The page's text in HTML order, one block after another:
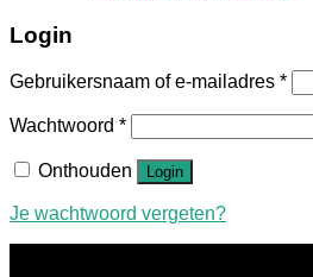
Login
Gebruikersnaam of e-mailadres *
Wachtwoord *
Onthouden Login
Je wachtwoord vergeten?